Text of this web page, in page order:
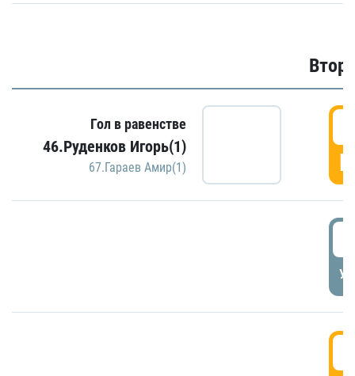
Гол в равенстве
46.Руденков Игорь(1)
67.Гараев Амир(1)